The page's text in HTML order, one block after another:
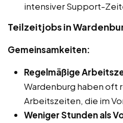
intensiver Support-
Teilzeitjobs in
Gemeinsamkeiten:
Regelmäßige
Wardenburg haben oft
Arbeitszeiten, die im
Weniger Stunden als